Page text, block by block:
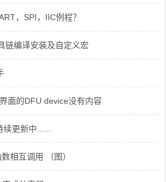
，SPI，IIC例程？
链编译安装及自定义宏
面的DFU device没有内容
更新中......
相互调用 （图）